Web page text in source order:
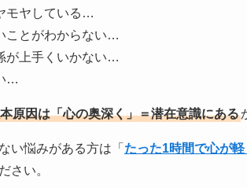
モヤしている…
ことがわからない…
が上手くいかない…
…
原因は「心の奥深く」＝潜在意識にある
い悩みがある方は「 たった1時間で心が
さい。